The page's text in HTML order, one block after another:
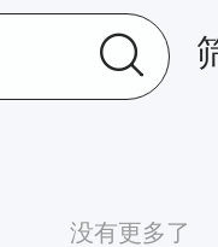
没有更多了